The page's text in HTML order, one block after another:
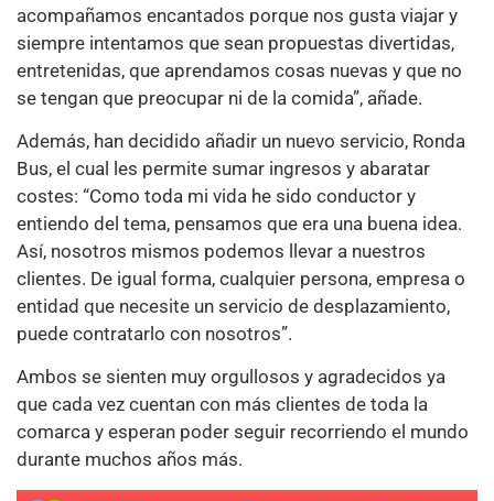
acompañamos encantados porque nos gusta viajar y
siempre intentamos que sean propuestas divertidas,
entretenidas, que aprendamos cosas nuevas y que no
se tengan que preocupar ni de la comida”, añade.
Además, han decidido añadir un nuevo servicio, Ronda
Bus, el cual les permite sumar ingresos y abaratar
costes: “Como toda mi vida he sido conductor y
entiendo del tema, pensamos que era una buena idea.
Así, nosotros mismos podemos llevar a nuestros
clientes. De igual forma, cualquier persona, empresa o
entidad que necesite un servicio de desplazamiento,
puede contratarlo con nosotros”.
Ambos se sienten muy orgullosos y agradecidos ya
que cada vez cuentan con más clientes de toda la
comarca y esperan poder seguir recorriendo el mundo
durante muchos años más.